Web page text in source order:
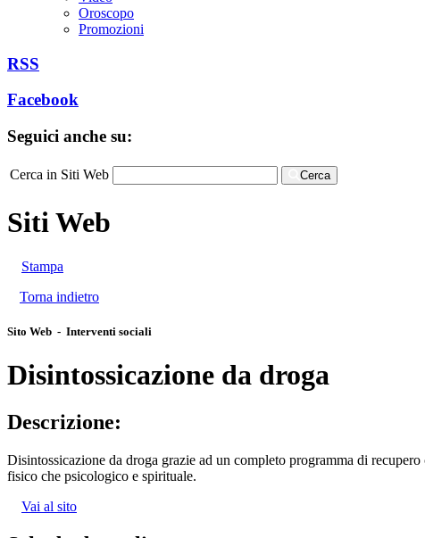
Oroscopo
Promozioni
RSS
Facebook
Seguici anche su:
Cerca in Siti Web Cerca
Siti Web
Stampa
Torna indietro
Sito Web - Interventi sociali
Disintossicazione da droga
Descrizione:
Disintossicazione da droga grazie ad un completo programma di
fisico che psicologico e spirituale.
Vai al sito